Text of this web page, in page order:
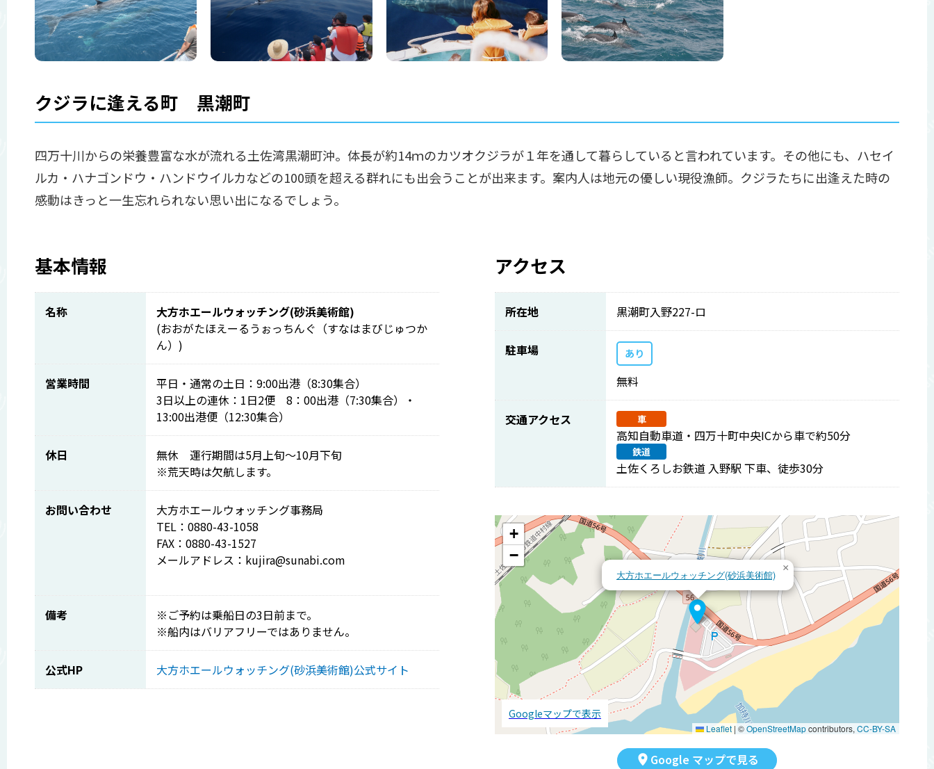
クジラに逢える町 黒潮町
四万十川からの栄養豊富な水が流れる土佐湾黒潮町沖。体長が約14ｍのカツオクジラが１年を通して暮らしていると言われています。その他にも、ハセイ
ルカ・ハナゴンドウ・ハンドウイルカなどの100頭を超える群れにも出会うことが出来ます。案内人は地元の優しい現役漁師。クジラたちに出逢えた時の
感動はきっと一生忘れられない思い出になるでしょう。
基本情報
名称
大方ホエールウォッチング(砂浜美術館)
(おおがたほえーるうぉっちんぐ（すなはまびじゅつか
ん）)
営業時間
平日・通常の土日：9:00出港（8:30集合）
3日以上の連休：1日2便 8：00出港（7:30集合）・
13:00出港便（12:30集合）
休日
無休 運行期間は5月上旬～10月下旬
※荒天時は欠航します。
お問い合わせ
大方ホエールウォッチング事務局
TEL：0880-43-1058
FAX：0880-43-1527
メールアドレス：kujira@sunabi.com
備考
※ご予約は乗船日の3日前まで。
※船内はバリアフリーではありません。
公式HP 大方ホエールウォッチング(砂浜美術館)公式サイト
アクセス
所在地 黒潮町入野227-ロ
駐車場 あり
無料
交通アクセス 車
高知自動車道・四万十町中央ICから車で約50分
鉄道
土佐くろしお鉄道 入野駅 下車、徒歩30分
大方ホエールウォッチング(砂浜美術館)
×
+
−
Leaflet | ©OpenStreetMapcontributors, CC-BY-SA
Googleマップで表示
Google マップで見る